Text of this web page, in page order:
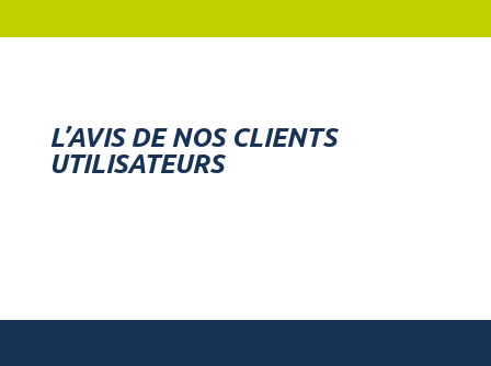
L’AVIS DE NOS CLIENTS
UTILISATEURS